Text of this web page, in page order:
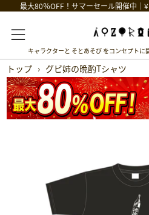
最大80％OFF！サマーセール開催中｜
Menu
キャラクターと そとあそび をコンセプト
トップ › グビ姉の晩酌Tシャツ